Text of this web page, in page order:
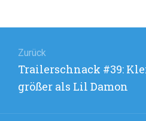
Zurück
Vorheriger
Beitrag:
Trailerschnack #39:
größer als Lil Damon